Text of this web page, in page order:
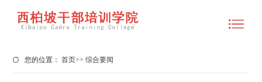
您的位置：首页>>综合要闻